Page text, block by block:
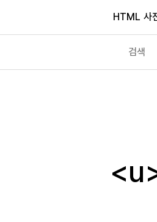
HTML 사
tr
track
u